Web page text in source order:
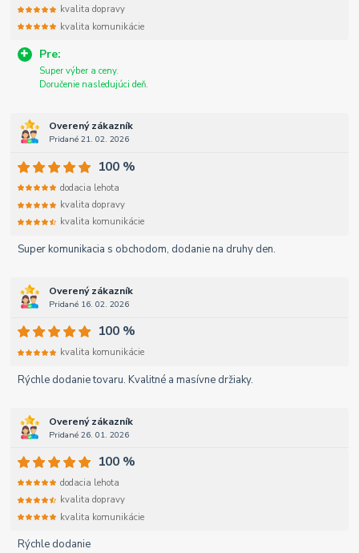
Pre:
Super výber a ceny.
Doručenie nasledujúci deň.
kvalita dopravy
kvalita komunikácie
Overený zákazník
Pridané 21. 02. 2026
Super komunikacia s obchodom, dodanie na druhy den.
100 %
dodacia lehota
kvalita dopravy
kvalita komunikácie
Overený zákazník
Pridané 16. 02. 2026
Rýchle dodanie tovaru. Kvalitné a masívne držiaky.
100 %
kvalita komunikácie
Overený zákazník
Pridané 26. 01. 2026
Rýchle dodanie
100 %
dodacia lehota
kvalita dopravy
kvalita komunikácie